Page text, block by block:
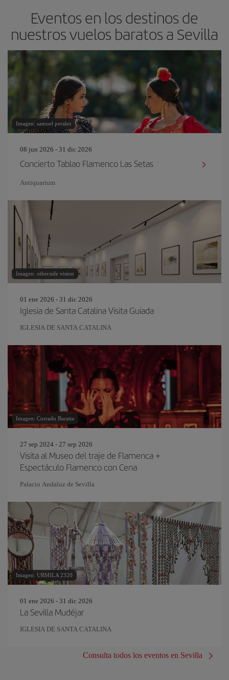
Eventos en los destinos de
nuestros vuelos baratos a Sevilla
Imagen: samuel perales
08 jun 2026 - 31 dic 2026
Concierto Tablao Flamenco Las Setas
Antiquarium
Imagen: otherside vision
01 ene 2026 - 31 dic 2026
Iglesia de Santa Catalina Visita Guiada
IGLESIA DE SANTA CATALINA
Imagen: Corrado Baratta
27 sep 2024 - 27 sep 2026
Visita al Museo del traje de Flamenca +
Espectáculo Flamenco con Cena
Palacio Andaluz de Sevilla
Imagen: URMILA 2320
01 ene 2026 - 31 dic 2026
La Sevilla Mudéjar
IGLESIA DE SANTA CATALINA
Consulta todos los eventos en Sevilla